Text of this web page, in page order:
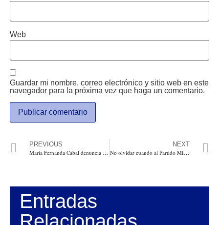
Web
Guardar mi nombre, correo electrónico y sitio web en este
navegador para la próxima vez que haga un comentario.
PREVIOUS
María Fernanda Cabal denuncia una conspiración en contra de Colombia con un fraude electoral al igual que en Perú y Bolivia
NEXT
No olvidar cuando al Partido MIRA le hicieron fraude electoral. Por: Ex Magistrada María Patricia Ariza Velasco
Entradas